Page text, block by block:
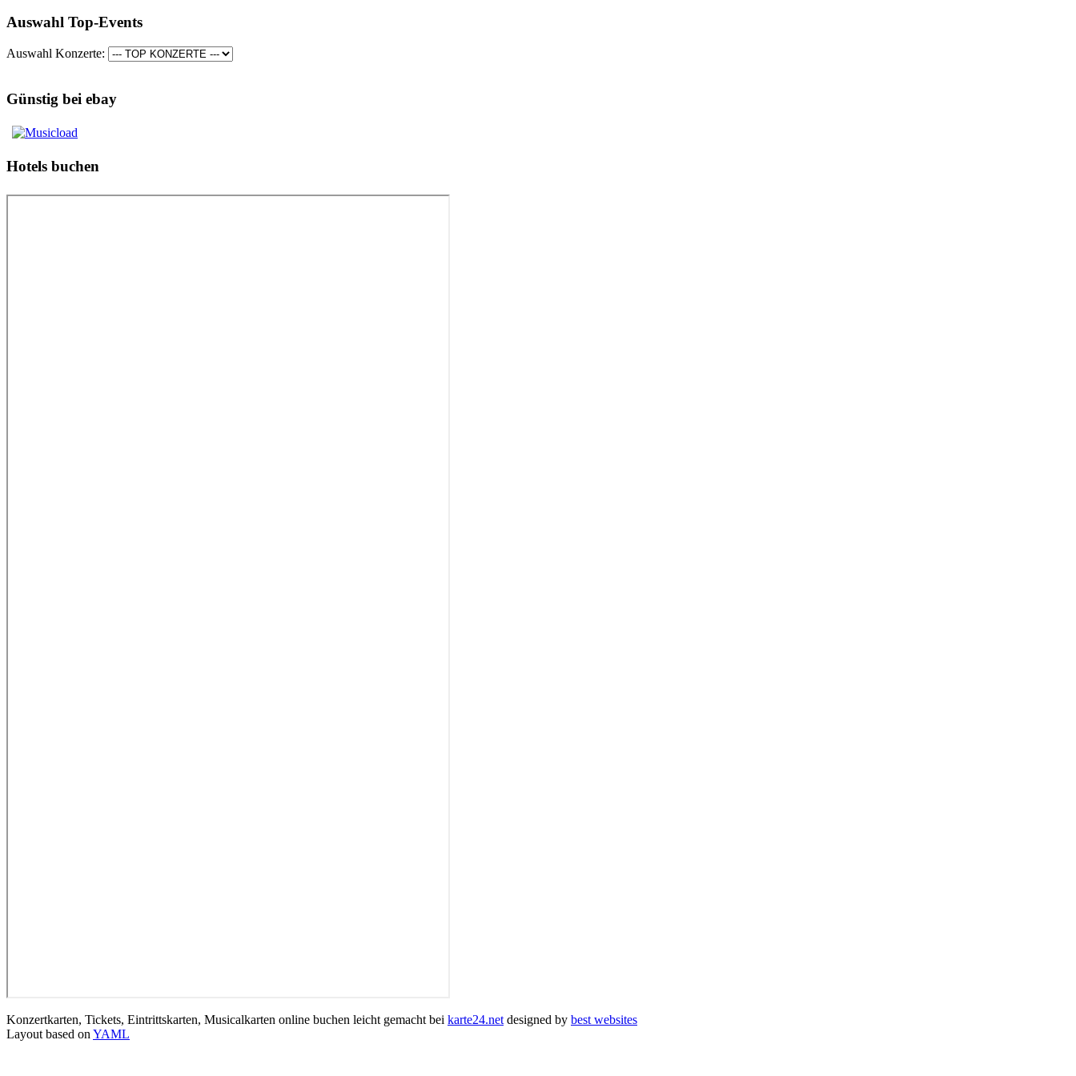
Auswahl Top-Events
Auswahl Konzerte:
Günstig bei ebay
Hotels buchen
Konzertkarten, Tickets, Eintrittskarten, Musicalkarten online buchen leicht gemacht bei karte24.net designed by best websites
Layout based on YAML